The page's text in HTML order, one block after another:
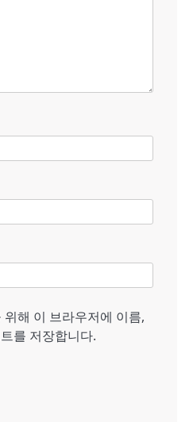
해 이 브라우저에 이름,
를 저장합니다.